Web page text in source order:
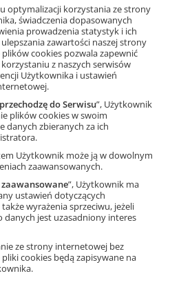
zimę – hibernacja
Pobieram
wszystko o drzewie
optymalizacji korzystania ze strony
świadczenia dopasowanych
prowadzenia statystyk i ich
zawartości naszej strony
cookies pozwala zapewnić
z naszych serwisów
Użytkownika i ustawień
do Serwisu”, Użytkownik
plików cookies w swoim
danych zbieranych za ich
Użytkownik może ją w dowolnym
zaawansowanych.
”, Użytkownik ma
ustawień dotyczących
wyrażenia sprzeciwu, jeżeli
danych jest uzasadniony interes
ze strony internetowej bez
cookies będą zapisywane na